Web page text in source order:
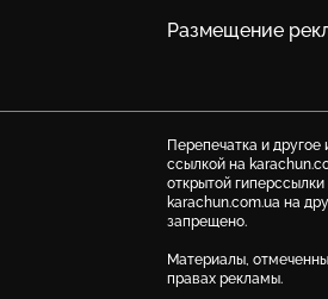
Размещение
Перепечатка и
ссылкой на
открытой
karachun.com.ua на
запрещено.
Материалы,
правах рекламы.